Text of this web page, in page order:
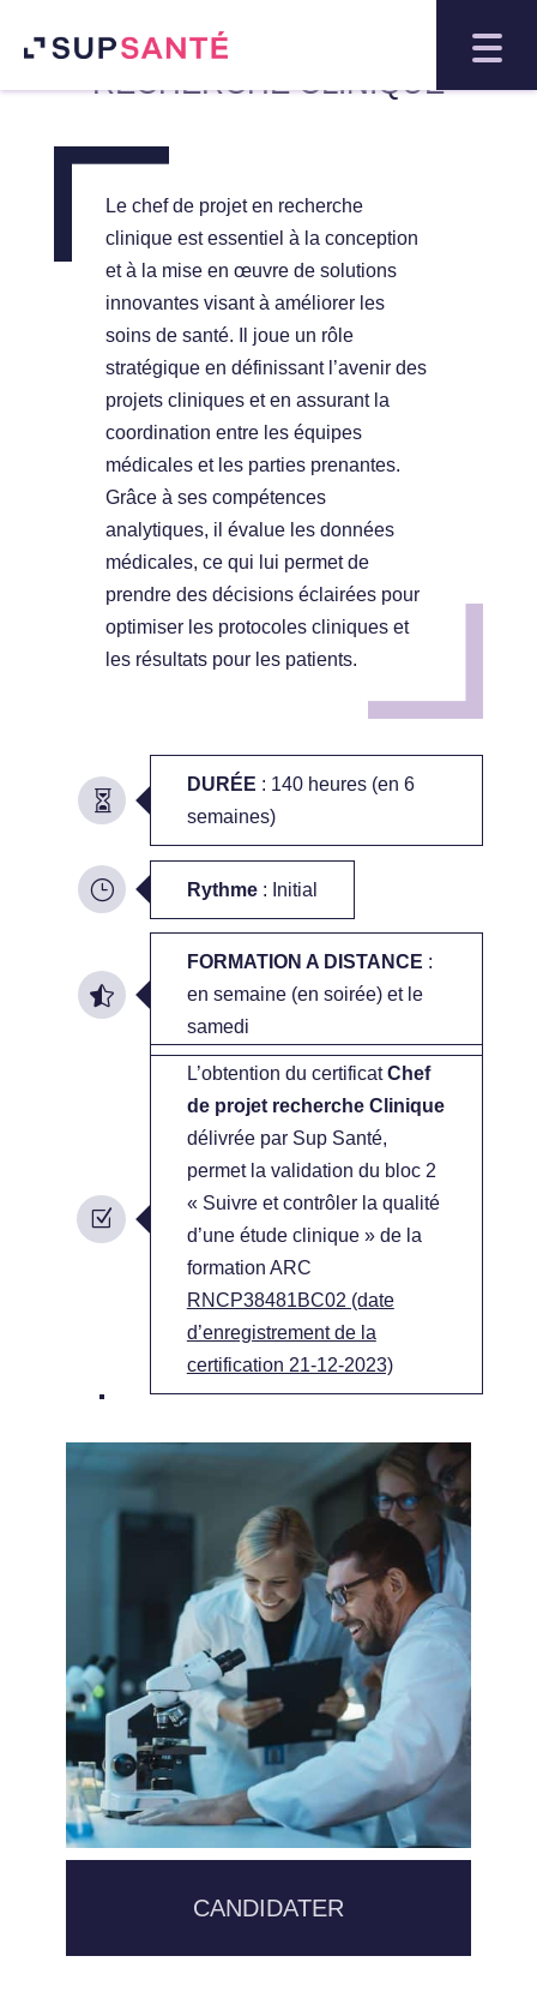
CHEF DE PROJET
RECHERCHE CLINIQUE
Le chef de projet en recherche
clinique est essentiel à la conception
et à la mise en œuvre de solutions
innovantes visant à améliorer les
soins de santé. Il joue un rôle
stratégique en définissant l’avenir des
projets cliniques et en assurant la
coordination entre les équipes
médicales et les parties prenantes.
Grâce à ses compétences
analytiques, il évalue les données
médicales, ce qui lui permet de
prendre des décisions éclairées pour
optimiser les protocoles cliniques et
les résultats pour les patients.
DURÉE : 140 heures (en 6
semaines)
Rythme: Initial
FORMATION A DISTANCE :
en semaine (en soirée) et le
samedi
L’obtention du certificatChef
de projet recherche Clinique
délivrée par Sup Santé,
permet la validation du bloc 2
« Suivre et contrôler la qualité
d’une étude clinique » de la
formation ARC
RNCP38481BC02 (date
d’enregistrement de la
certification 21-12-2023)
CANDIDATER